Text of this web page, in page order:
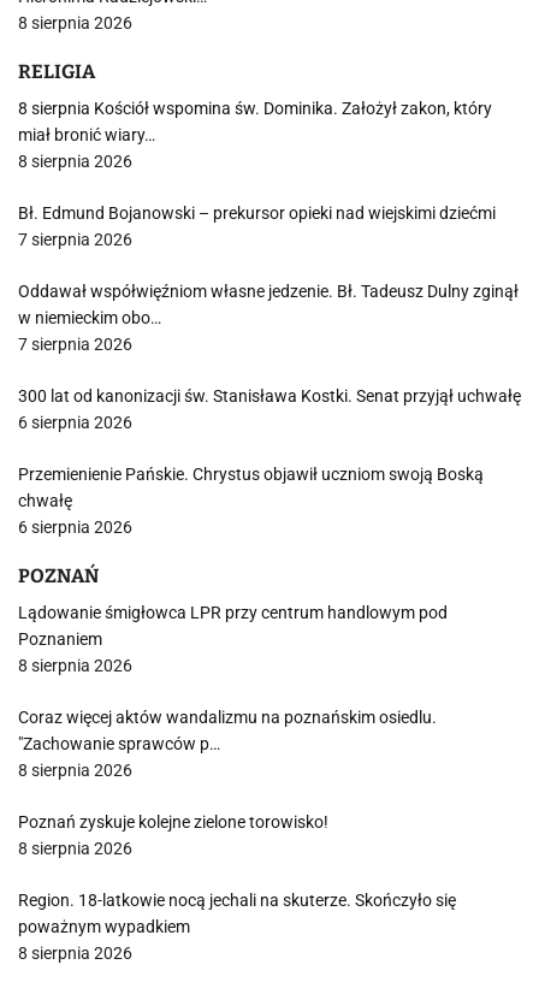
8 sierpnia 2026
RELIGIA
8 sierpnia Kościół wspomina św. Dominika. Założył zakon, który
miał bronić wiary…
8 sierpnia 2026
Bł. Edmund Bojanowski – prekursor opieki nad wiejskimi dziećmi
7 sierpnia 2026
Oddawał współwięźniom własne jedzenie. Bł. Tadeusz Dulny zginął
w niemieckim obo…
7 sierpnia 2026
300 lat od kanonizacji św. Stanisława Kostki. Senat przyjął uchwałę
6 sierpnia 2026
Przemienienie Pańskie. Chrystus objawił uczniom swoją Boską
chwałę
6 sierpnia 2026
POZNAŃ
Lądowanie śmigłowca LPR przy centrum handlowym pod
Poznaniem
8 sierpnia 2026
Coraz więcej aktów wandalizmu na poznańskim osiedlu.
"Zachowanie sprawców p…
8 sierpnia 2026
Poznań zyskuje kolejne zielone torowisko!
8 sierpnia 2026
Region. 18-latkowie nocą jechali na skuterze. Skończyło się
poważnym wypadkiem
8 sierpnia 2026